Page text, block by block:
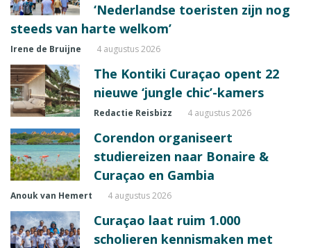
‘Nederlandse toeristen zijn nog
steeds van harte welkom’
Irene de Bruijne 4 augustus 2026
The Kontiki Curaçao opent 22
nieuwe ‘jungle chic’-kamers
Redactie Reisbizz 4 augustus 2026
Corendon organiseert
studiereizen naar Bonaire &
Curaçao en Gambia
Anouk van Hemert 4 augustus 2026
Curaçao laat ruim 1.000
scholieren kennismaken met